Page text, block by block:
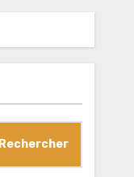
Rechercher